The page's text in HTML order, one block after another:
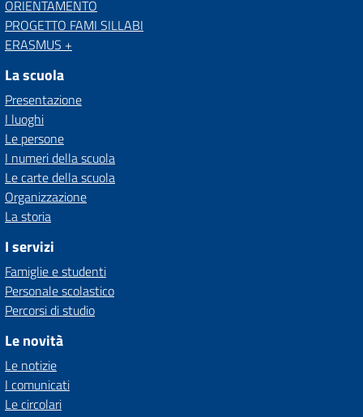
ORIENTAMENTO
PROGETTO FAMI SILLABI
ERASMUS +
La scuola
Presentazione
I luoghi
Le persone
I numeri della scuola
Le carte della scuola
Organizzazione
La storia
I servizi
Famiglie e studenti
Personale scolastico
Percorsi di studio
Le novità
Le notizie
I comunicati
Le circolari